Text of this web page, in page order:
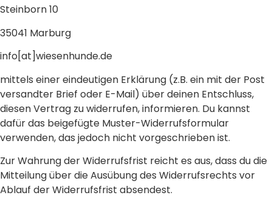
Steinborn 10
35041 Marburg
info[at]wiesenhunde.de
mittels einer eindeutigen Erklärung (z.B. ein mit der Post
versandter Brief oder E-Mail) über deinen Entschluss,
diesen Vertrag zu widerrufen, informieren. Du kannst
dafür das beigefügte Muster-Widerrufsformular
verwenden, das jedoch nicht vorgeschrieben ist.
Zur Wahrung der Widerrufsfrist reicht es aus, dass du die
Mitteilung über die Ausübung des Widerrufsrechts vor
Ablauf der Widerrufsfrist absendest.